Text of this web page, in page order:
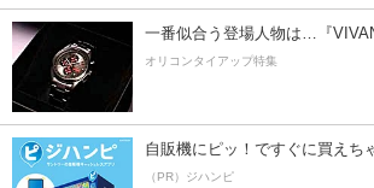
一番似合う登場人物は…『
オリコンタイアップ特集
自販機にピッ！ですぐに買えち
（PR）ジハンピ